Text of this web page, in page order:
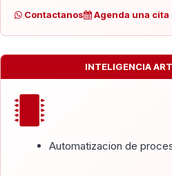
Contactanos Agenda una cita
INTELIGENCIA
Automatizacion de